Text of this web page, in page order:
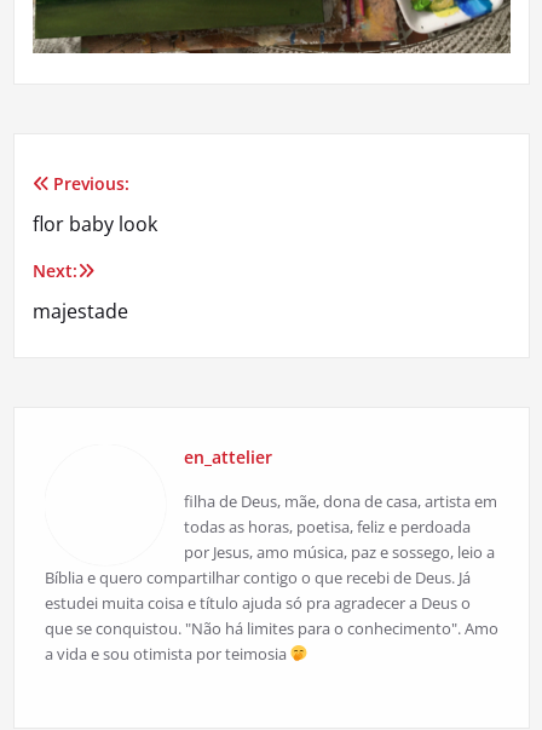
Navegação
de
Post
Previous:
flor baby look
Next:
majestade
en_attelier
filha de Deus, mãe, dona de casa, artista em
todas as horas, poetisa, feliz e perdoada
por Jesus, amo música, paz e sossego, leio a
Bíblia e quero compartilhar contigo o que recebi de Deus. Já
estudei muita coisa e título ajuda só pra agradecer a Deus o
que se conquistou. "Não há limites para o conhecimento". Amo
a vida e sou otimista por teimosia